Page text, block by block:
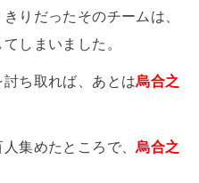
りだったそのチームは、
てしまいました。
ち取れば、あとは烏合之
集めたところで、烏合之